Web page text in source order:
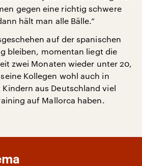
gegen eine richtig schwere
hält man alle Bälle.“
auf der spanischen
bleiben, momentan liegt die
zwei Monaten wieder unter 20,
Kollegen wohl auch in
aus Deutschland viel
auf Mallorca haben.